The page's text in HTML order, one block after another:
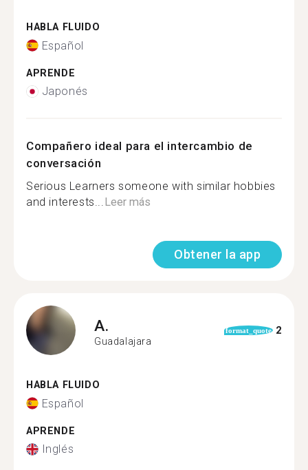
HABLA FLUIDO
Español
APRENDE
Japonés
Compañero ideal para el intercambio de
conversación
Serious Learners someone with similar hobbies
and interests...Leer más
Obtener la app
A.
Guadalajara
format_quote 2
HABLA FLUIDO
Español
APRENDE
Inglés